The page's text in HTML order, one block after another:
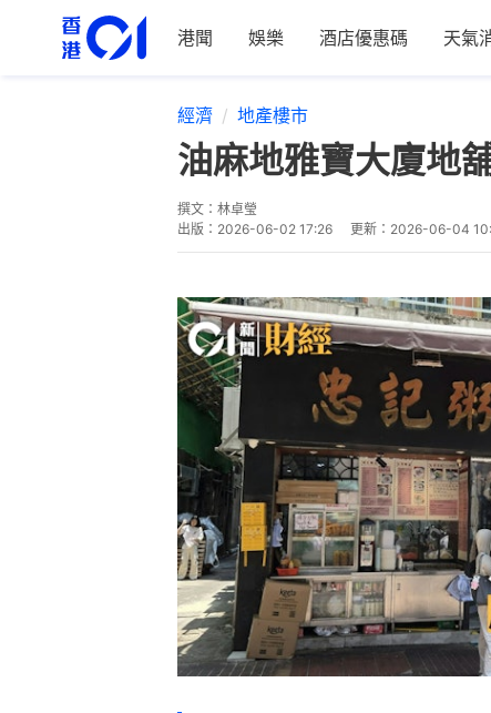
港聞 娛樂 酒店優惠碼 天氣
經濟 地產樓市
油麻地雅寶大廈
撰文： 林卓瑩
出版： 2026-06-02 17:26 更新： 2026-06-04